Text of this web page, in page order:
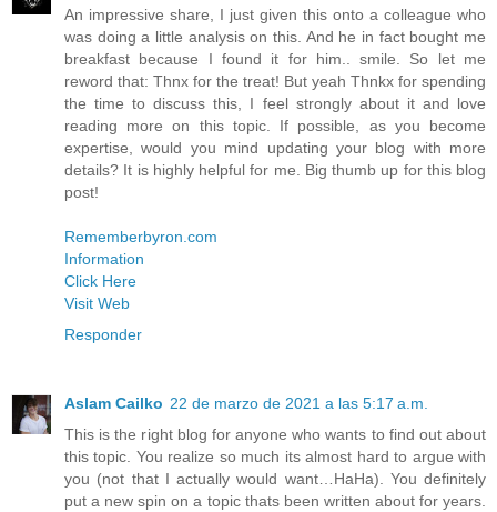
An impressive share, I just given this onto a colleague who
was doing a little analysis on this. And he in fact bought me
breakfast because I found it for him.. smile. So let me
reword that: Thnx for the treat! But yeah Thnkx for spending
the time to discuss this, I feel strongly about it and love
reading more on this topic. If possible, as you become
expertise, would you mind updating your blog with more
details? It is highly helpful for me. Big thumb up for this blog
post!
Rememberbyron.com
Information
Click Here
Visit Web
Responder
Aslam Cailko 22 de marzo de 2021 a las 5:17 a.m.
This is the right blog for anyone who wants to find out about
this topic. You realize so much its almost hard to argue with
you (not that I actually would want…HaHa). You definitely
put a new spin on a topic thats been written about for years.